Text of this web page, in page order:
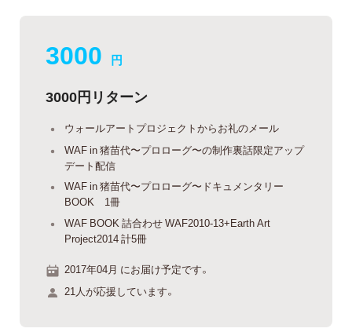
3000 円
3000円リターン
ウォールアートプロジェクトからお礼のメール
WAF in 猪苗代〜プロローグ〜の制作裏話限定アップ
デート配信
WAF in 猪苗代〜プロローグ〜ドキュメンタリー
BOOK 1冊
WAF BOOK 詰合わせ WAF2010-13+Earth Art
Project2014 計5冊
2017年04月 にお届け予定です。
21人が応援しています。